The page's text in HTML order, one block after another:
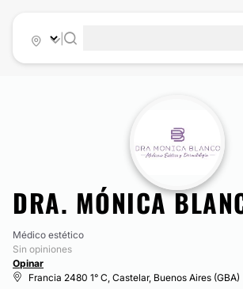
DRA. MÓNICA
Médico estético
Sin opiniones
Opinar
Francia 2480 1° C, Castelar, Buenos Aires (GBA)